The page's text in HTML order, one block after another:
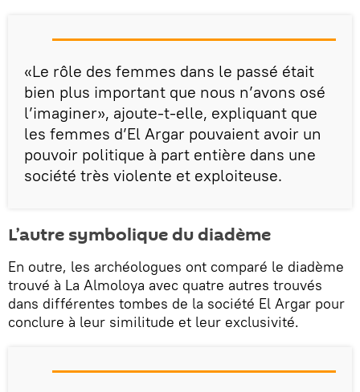
«Le rôle des femmes dans le passé était
bien plus important que nous n’avons osé
l’imaginer», ajoute-t-elle, expliquant que
les femmes d’El Argar pouvaient avoir un
pouvoir politique à part entière dans une
société très violente et exploiteuse.
L’autre symbolique du diadème
En outre, les archéologues ont comparé le diadème
trouvé à La Almoloya avec quatre autres trouvés
dans différentes tombes de la société El Argar pour
conclure à leur similitude et leur exclusivité.